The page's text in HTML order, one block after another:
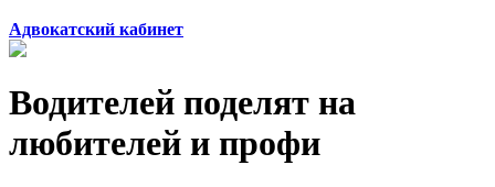
Адвокатский кабинет
Водителей поделят на
любителей и профи